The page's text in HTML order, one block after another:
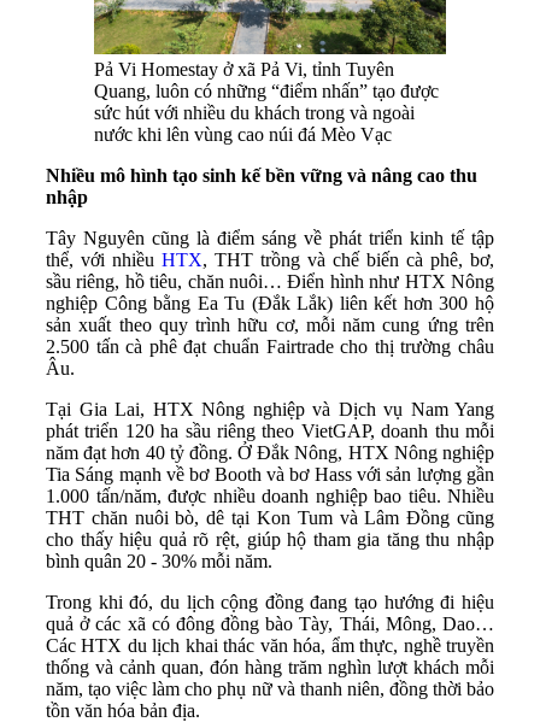
Pả Vi Homestay ở xã Pả Vi, tỉnh Tuyên
Quang, luôn có những “điểm nhấn” tạo được
sức hút với nhiều du khách trong và ngoài
nước khi lên vùng cao núi đá Mèo Vạc
Nhiều mô hình tạo sinh kế bền vững và nâng cao thu
nhập
Tây Nguyên cũng là điểm sáng về phát triển kinh tế tập
thể, với nhiều HTX, THT trồng và chế biến cà phê, bơ,
sầu riêng, hồ tiêu, chăn nuôi… Điển hình như HTX Nông
nghiệp Công bằng Ea Tu (Đắk Lắk) liên kết hơn 300 hộ
sản xuất theo quy trình hữu cơ, mỗi năm cung ứng trên
2.500 tấn cà phê đạt chuẩn Fairtrade cho thị trường châu
Âu.
Tại Gia Lai, HTX Nông nghiệp và Dịch vụ Nam Yang
phát triển 120 ha sầu riêng theo VietGAP, doanh thu mỗi
năm đạt hơn 40 tỷ đồng. Ở Đắk Nông, HTX Nông nghiệp
Tia Sáng mạnh về bơ Booth và bơ Hass với sản lượng gần
1.000 tấn/năm, được nhiều doanh nghiệp bao tiêu. Nhiều
THT chăn nuôi bò, dê tại Kon Tum và Lâm Đồng cũng
cho thấy hiệu quả rõ rệt, giúp hộ tham gia tăng thu nhập
bình quân 20 - 30% mỗi năm.
Trong khi đó, du lịch cộng đồng đang tạo hướng đi hiệu
quả ở các xã có đông đồng bào Tày, Thái, Mông, Dao…
Các HTX du lịch khai thác văn hóa, ẩm thực, nghề truyền
thống và cảnh quan, đón hàng trăm nghìn lượt khách mỗi
năm, tạo việc làm cho phụ nữ và thanh niên, đồng thời bảo
tồn văn hóa bản địa.